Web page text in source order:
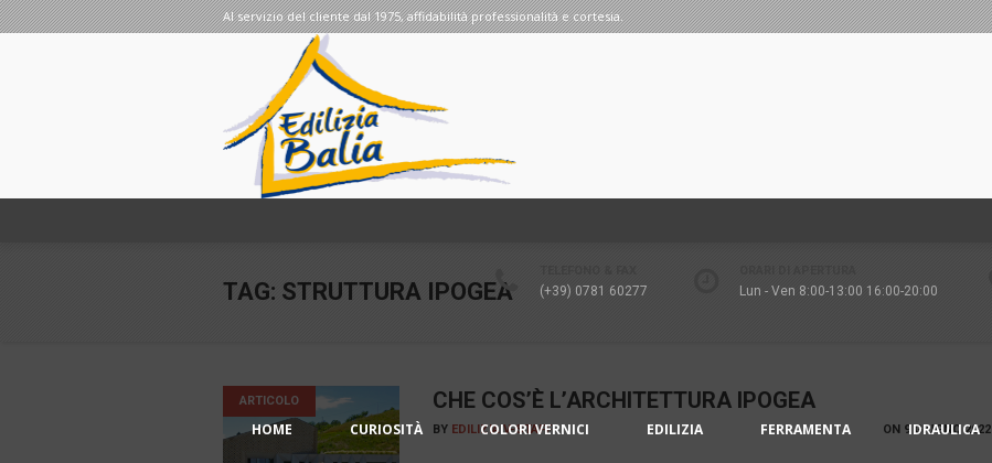
Al servizio del cliente dal 1975, affidabilità professionalità e cortesia.
(+39) 0781 60277 Lun - Ven 8:00-13:00 16:00-20:00
HOME CURIOSITÀ COLORI VERNICI EDILIZIA FERRAMENTA IDRAULICA
TAG: STRUTTURA IPOGEA
ARTICOLO CHE COS’È L’ARCHITETTURA IPOGEA
ON 9 GIUGNO 2022
BY EDILIZIA V-STAFF